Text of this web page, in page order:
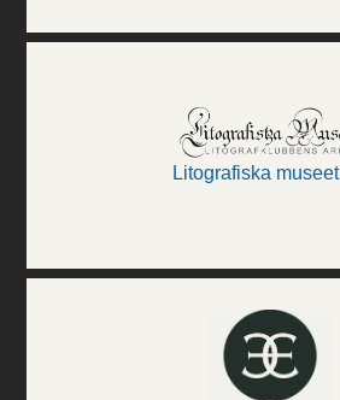
Litografiska museet